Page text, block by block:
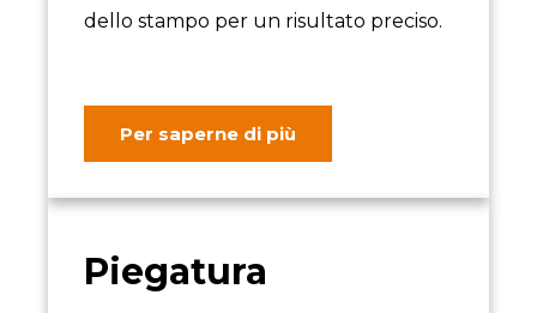
dello stampo per un risultato preciso.
Per saperne di più
Piegatura